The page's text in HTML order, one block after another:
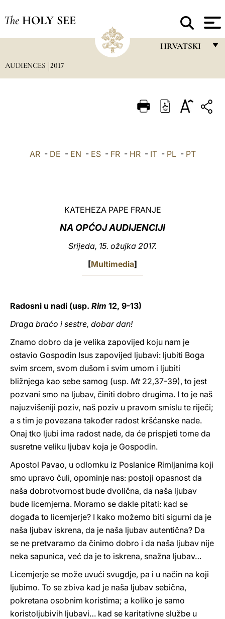
The HOLY SEE
HRVATSKI
ITALIANO
中文
AUDIENCES 2017
AR- DE - EN - ES- FR- HR- IT- PL- PT
KATEHEZA PAPE FRANJE
NA OPĆOJ AUDIJENCIJI
Srijeda, 15. ožujka 2017.
[Multimedia]
Radosni u nadi (usp. Rim 12, 9-13)
Draga braćo i sestre, dobar dan!
Znamo dobro da je velika zapovijed koju nam je
ostavio Gospodin Isus zapovijed ljubavi: ljubiti Boga
svim srcem, svom dušom i svim umom i ljubiti
bližnjega kao sebe samog (usp. Mt22,37-39), to jest
pozvani smo na ljubav, činiti dobro drugima. I to je naš
najuzvišeniji poziv, naš poziv u pravom smislu te riječi;
a s tim je povezana također radost kršćanske nade.
Onaj tko ljubi ima radost nade, da će prispjeti tome da
susretne veliku ljubav koja je Gospodin.
Apostol Pavao, u odlomku iz Poslanice Rimljanima koji
smo upravo čuli, opominje nas: postoji opasnost da
naša dobrotvornost bude dvolična, da naša ljubav
bude licemjerna. Moramo se dakle pitati: kad se
događa to licemjerje? I kako možemo biti sigurni da je
naša ljubav iskrena, da je naša ljubav autentična? Da
se ne pretvaramo da činimo dobro i da naša ljubav nije
neka sapunica, već da je to iskrena, snažna ljubav…
Licemjerje se može uvući svugdje, pa i u način na koji
ljubimo. To se zbiva kad je naša ljubav sebična,
pokretana osobnim koristima; a koliko je samo
koristoljubivih ljubavi… kad se karitativne službe u